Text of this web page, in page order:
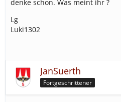
denke schon. Was meint ihr ?
Lg
Luki1302
JanSuerth
Fortgeschrittener